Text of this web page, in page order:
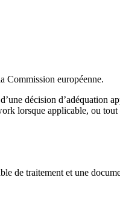
Commission européenne.
décision d’adéquation
lorsque applicable, ou
de traitement et une